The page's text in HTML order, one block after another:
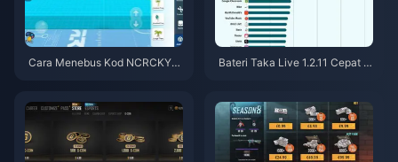
Cara Menebus Kod NCRCKYT
Bateri Taka Live 1.2.11 Cepat H
asinya